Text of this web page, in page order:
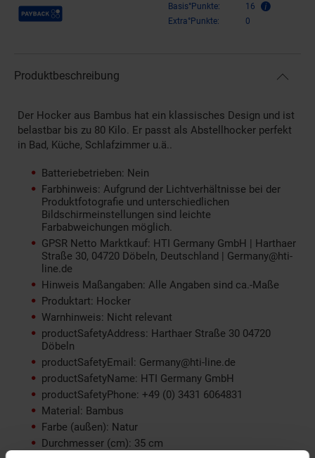
Payback Punkte Basis°Punkte:
16
Extra°Punkte:
0
Produktbeschreibung
Der Hocker aus Bambus hat ein klassisches Design und ist
belastbar bis zu 80 Kilo. Er passt als Abstellhocker perfekt
in Bad, Küche, Schlafzimmer u.ä..
Batteriebetrieben: Nein
Farbhinweis: Aufgrund der Lichtverhältnisse bei der
Produktfotografie und unterschiedlichen
Bildschirmeinstellungen sind leichte
Farbabweichungen möglich.
GPSR Netto Marktkauf: HTI Germany GmbH | Harthaer
Straße 30, 04720 Döbeln, Deutschland | Germany@hti-
line.de
Hinweis Maßangaben: Alle Angaben sind ca.-Maße
Produktart: Hocker
Warnhinweis: Nicht relevant
productSafetyAddress: Harthaer Straße 30 04720
Döbeln
productSafetyEmail: Germany@hti-line.de
productSafetyName: HTI Germany GmbH
productSafetyPhone: +49 (0) 3431 6064831
Material: Bambus
Farbe (außen): Natur
Durchmesser (cm): 35 cm